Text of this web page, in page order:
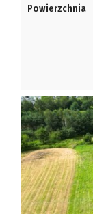
Powierzchnia